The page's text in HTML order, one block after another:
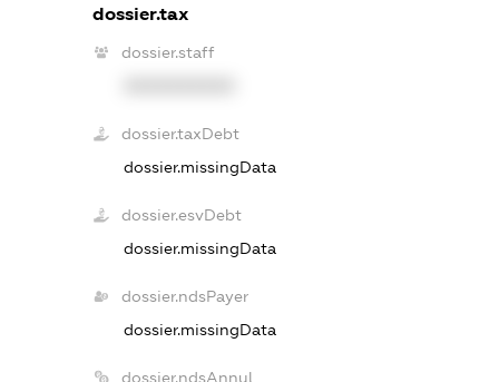
dossier.tax
dossier.staff
dossier.taxDebt
dossier.missingData
dossier.esvDebt
dossier.missingData
dossier.ndsPayer
dossier.missingData
dossier.ndsAnnul